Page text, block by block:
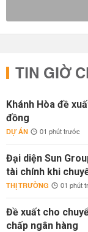
TIN GIỜ
Khánh Hòa đề
đồng
DỰ ÁN 01 phút trước
Đại diện Sun
tài chính khi
THỊ TRƯỜNG 01 phút
Đề xuất cho
chấp ngân hàng